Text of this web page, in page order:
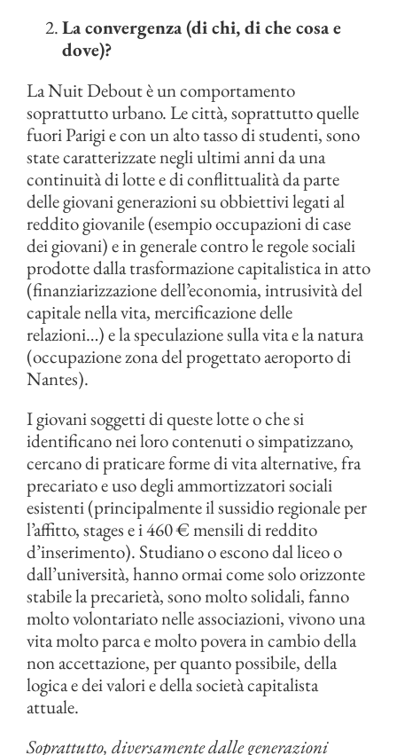
La convergenza (di chi, di che cosa e
dove)?
La Nuit Debout è un comportamento
soprattutto urbano. Le città, soprattutto quelle
fuori Parigi e con un alto tasso di studenti, sono
state caratterizzate negli ultimi anni da una
continuità di lotte e di conflittualità da parte
delle giovani generazioni su obbiettivi legati al
reddito giovanile (esempio occupazioni di case
dei giovani) e in generale contro le regole sociali
prodotte dalla trasformazione capitalistica in atto
(finanziarizzazione dell’economia, intrusività del
capitale nella vita, mercificazione delle
relazioni…) e la speculazione sulla vita e la natura
(occupazione zona del progettato aeroporto di
Nantes).
I giovani soggetti di queste lotte o che si
identificano nei loro contenuti o simpatizzano,
cercano di praticare forme di vita alternative, fra
precariato e uso degli ammortizzatori sociali
esistenti (principalmente il sussidio regionale per
l’affitto, stages e i 460 € mensili di reddito
d’inserimento). Studiano o escono dal liceo o
dall’università, hanno ormai come solo orizzonte
stabile la precarietà, sono molto solidali, fanno
molto volontariato nelle associazioni, vivono una
vita molto parca e molto povera in cambio della
non accettazione, per quanto possibile, della
logica e dei valori e della società capitalista
attuale.
Soprattutto, diversamente dalle generazioni